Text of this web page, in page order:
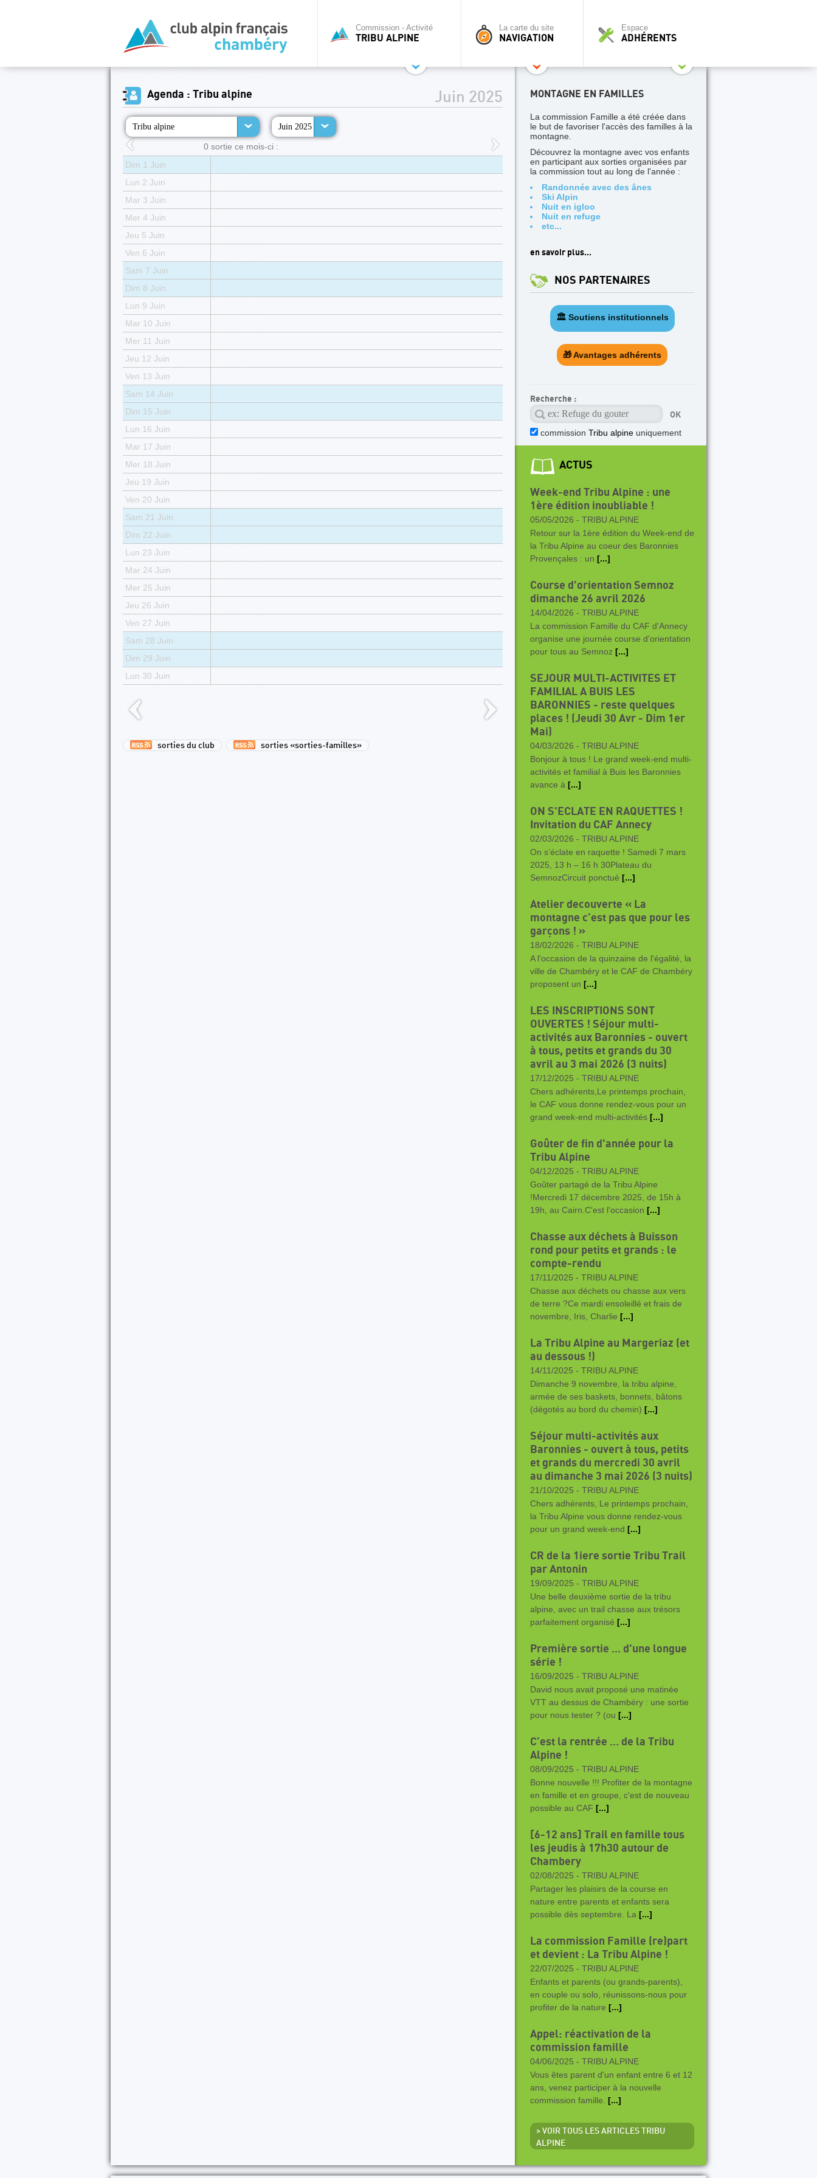
Commission - Activité
TRIBU ALPINE
La carte du site
NAVIGATION
Espace
ADHÉRENTS
Agenda : Tribu alpine
Tribu alpine Juin 2025
Juin 2025
0 sortie ce mois-ci :
Dim 1 Juin
Lun 2 Juin
Mar 3 Juin
Mer 4 Juin
Jeu 5 Juin
Ven 6 Juin
Sam 7 Juin
Dim 8 Juin
Lun 9 Juin
Mar 10 Juin
Mer 11 Juin
Jeu 12 Juin
Ven 13 Juin
Sam 14 Juin
Dim 15 Juin
Lun 16 Juin
Mar 17 Juin
Mer 18 Juin
Jeu 19 Juin
Ven 20 Juin
Sam 21 Juin
Dim 22 Juin
Lun 23 Juin
Mar 24 Juin
Mer 25 Juin
Jeu 26 Juin
Ven 27 Juin
Sam 28 Juin
Dim 29 Juin
Lun 30 Juin
sorties du club sorties «sorties-familles»
MONTAGNE EN FAMILLES
La commission Famille a été créée dans
le but de favoriser l'accès des familles à la
montagne.
Découvrez la montagne avec vos enfants
en participant aux sorties organisées par
la commission tout au long de l'année :
Randonnée avec des ânes
Ski Alpin
Nuit en igloo
Nuit en refuge
etc...
en savoir plus...
NOS PARTENAIRES
🏛️ Soutiens institutionnels
🎁 Avantages adhérents
Recherche :
commission Tribu alpine uniquement
ACTUS
Week-end Tribu Alpine : une
1ère édition inoubliable !
05/05/2026 - TRIBU ALPINE
Retour sur la 1ère édition du Week-end de
la Tribu Alpine au coeur des Baronnies
Provençales : un [...]
Course d'orientation Semnoz
dimanche 26 avril 2026
14/04/2026 - TRIBU ALPINE
La commission Famille du CAF d'Annecy
organise une journée course d'orientation
pour tous au Semnoz [...]
SEJOUR MULTI-ACTIVITES ET
FAMILIAL A BUIS LES
BARONNIES - reste quelques
places ! (Jeudi 30 Avr - Dim 1er
Mai)
04/03/2026 - TRIBU ALPINE
Bonjour à tous ! Le grand week-end multi-
activités et familial à Buis les Baronnies
avance à [...]
ON S'ECLATE EN RAQUETTES !
Invitation du CAF Annecy
02/03/2026 - TRIBU ALPINE
On s’éclate en raquette ! Samedi 7 mars
2025, 13 h – 16 h 30Plateau du
SemnozCircuit ponctué [...]
Atelier decouverte « La
montagne c’est pas que pour les
garçons ! »
18/02/2026 - TRIBU ALPINE
A l'occasion de la quinzaine de l'égalité, la
ville de Chambéry et le CAF de Chambéry
proposent un [...]
LES INSCRIPTIONS SONT
OUVERTES ! Séjour multi-
activités aux Baronnies - ouvert
à tous, petits et grands du 30
avril au 3 mai 2026 (3 nuits)
17/12/2025 - TRIBU ALPINE
Chers adhérents,Le printemps prochain,
le CAF vous donne rendez-vous pour un
grand week-end multi-activités [...]
Goûter de fin d'année pour la
Tribu Alpine
04/12/2025 - TRIBU ALPINE
Goûter partagé de la Tribu Alpine
!Mercredi 17 décembre 2025, de 15h à
19h, au Cairn.C'est l'occasion [...]
Chasse aux déchets à Buisson
rond pour petits et grands : le
compte-rendu
17/11/2025 - TRIBU ALPINE
Chasse aux déchets ou chasse aux vers
de terre ?Ce mardi ensoleillé et frais de
novembre, Iris, Charlie [...]
La Tribu Alpine au Margeriaz (et
au dessous !)
14/11/2025 - TRIBU ALPINE
Dimanche 9 novembre, la tribu alpine,
armée de ses baskets, bonnets, bâtons
(dégotés au bord du chemin) [...]
Séjour multi-activités aux
Baronnies - ouvert à tous, petits
et grands du mercredi 30 avril
au dimanche 3 mai 2026 (3 nuits)
21/10/2025 - TRIBU ALPINE
Chers adhérents, Le printemps prochain,
la Tribu Alpine vous donne rendez-vous
pour un grand week-end [...]
CR de la 1iere sortie Tribu Trail
par Antonin
19/09/2025 - TRIBU ALPINE
Une belle deuxième sortie de la tribu
alpine, avec un trail chasse aux trésors
parfaitement organisé [...]
Première sortie ... d'une longue
série !
16/09/2025 - TRIBU ALPINE
David nous avait proposé une matinée
VTT au dessus de Chambéry : une sortie
pour nous tester ? (ou [...]
C’est la rentrée … de la Tribu
Alpine !
08/09/2025 - TRIBU ALPINE
Bonne nouvelle !!! Profiter de la montagne
en famille et en groupe, c'est de nouveau
possible au CAF [...]
[6-12 ans] Trail en famille tous
les jeudis à 17h30 autour de
Chambery
02/08/2025 - TRIBU ALPINE
Partager les plaisirs de la course en
nature entre parents et enfants sera
possible dès septembre. La [...]
La commission Famille (re)part
et devient : La Tribu Alpine !
22/07/2025 - TRIBU ALPINE
Enfants et parents (ou grands-parents),
en couple ou solo, réunissons-nous pour
profiter de la nature [...]
Appel: réactivation de la
commission famille
04/06/2025 - TRIBU ALPINE
Vous êtes parent d'un enfant entre 6 et 12
ans, venez participer à la nouvelle
commission famille. [...]
> VOIR TOUS LES ARTICLES TRIBU
ALPINE